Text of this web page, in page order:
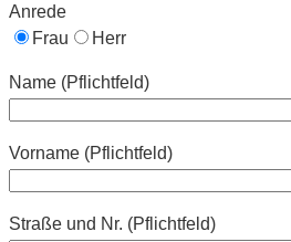
Anrede
Frau
Herr
Name (Pflichtfeld)
Vorname (Pflichtfeld)
Straße und Nr. (Pflichtfeld)